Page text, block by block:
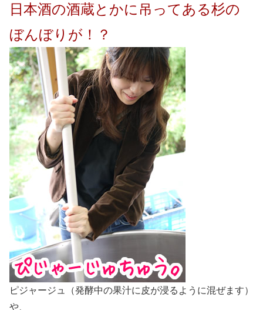
日本酒の酒蔵とかに吊ってある杉の
ぼんぼりが！？
ピジャージュ（発酵中の果汁に皮が浸るように混ぜます）
や、